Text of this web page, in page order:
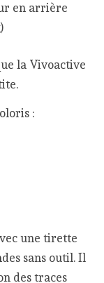
en arrière
la Vivoactive
:
une tirette
sans outil. Il
des traces